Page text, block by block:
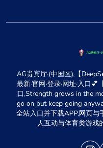
AG贵宾厅·(中国区),【
最新·官网·登录·网址·入口
口,Strength grows in the
go on but keep going
全站入口并下载APP,网页
人互动与体育类游戏